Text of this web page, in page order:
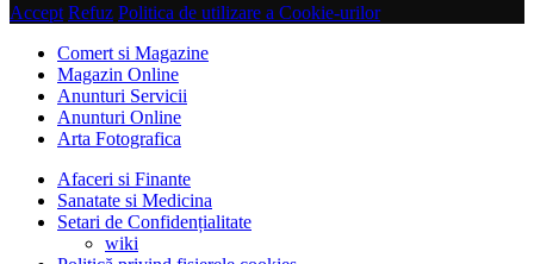
Accept Refuz Politica de utilizare a Cookie-urilor
Comert si Magazine
Magazin Online
Anunturi Servicii
Anunturi Online
Arta Fotografica
Afaceri si Finante
Sanatate si Medicina
Setari de Confidențialitate
wiki